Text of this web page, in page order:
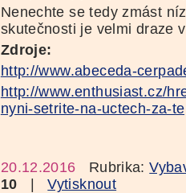
Nenechte se tedy zmást
skutečnosti je velmi draze
Zdroje:
http://www.abeceda-
http://www.enthusiast.cz/
nyni-setrite-na-uctech-za-
20.12.2016 Rubrika:
10 |Vytisknout